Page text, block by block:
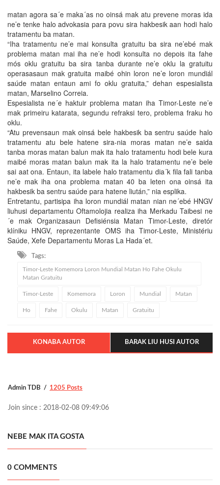
matan agora sa´e maka´as no oinsá mak atu prevene moras ida
ne’e tenke halo advokasia para povu sira hakbesik aan hodi halo
tratamentu ba matan.
“Iha tratamentu ne’e mai konsulta gratuitu ba sira ne’ebé mak
problema matan mai iha ne’e hodi konsulta no depois ita fahe
mós oklu gratuitu ba sira tanba durante ne’e oklu la gratuitu
operasasaun mak gratuita maibé ohin loron ne’e loron mundiál
saúde matan entaun ami fo oklu gratuita,” dehan espesialista
matan, Marselino Correia.
Espesialista ne´e haktuir problema matan iha Timor-Leste ne’e
mak primeiru katarata, segundu refraksi tero, problema fraku ho
oklu.
“Atu prevensaun mak oinsá bele hakbesik ba sentru saúde halo
tratamentu atu bele hatene sira-nia moras matan ne’e saida
tanba moras matan balun mak ita halo tratamentu hodi bele kura
maibé moras matan balun mak ita la halo tratamentu ne’e bele
sai aat ona. Entaun, ita labele halo tratamentu dia´k fila fali tanba
ne’e mak iha ona problema matan 40 ba leten ona oinsá ita
hakbesik ba sentru saúde para hatene liután,” nia esplika.
Entretantu, partisipa iha loron mundiál matan nian ne´ebé HNGV
liuhusi departamentu Oftamolojia realiza iha Merkadu Taibesi ne
´e mak Organizasaun Defisiénsia Matan Timor-Leste, diretór
klíniku HNGV, reprezentante OMS iha Timor-Leste, Ministériu
Saúde, Xefe Departamentu Moras La Hada´et.
Tags:
Timor-Leste Komemora Loron Mundial Matan Ho Fahe Okulu
Matan Gratuitu
Timor-Leste Komemora Loron Mundial Matan
Ho Fahe Okulu Matan Gratuitu
KONABA AUTOR BARAK LIU HUSI AUTOR
Admin TDB 1205 Posts
Join since : 2018-02-08 09:49:06
NEBE MAK ITA GOSTA
0 COMMENTS